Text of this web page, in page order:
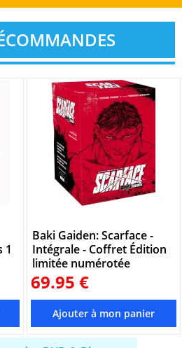
1
Baki Gaiden: Scarface -
Intégrale - Coffret Édition
limitée numérotée
69.95 €